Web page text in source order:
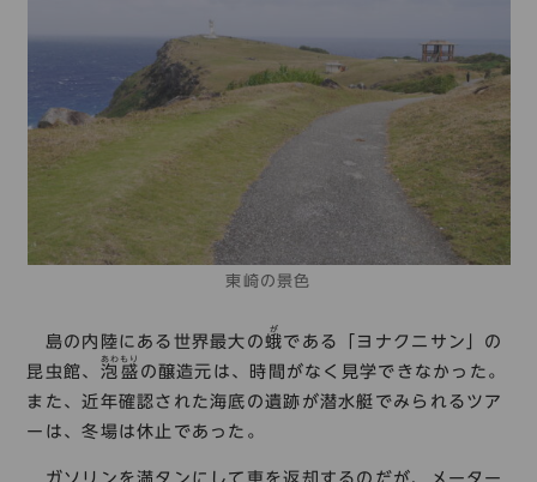
東崎の景色
島の内陸にある世界最大の蛾
が
である「ヨナクニサン」の
昆虫館、 泡盛
あわもり
の醸造元は、時間がなく見学できなかった。
また、近年確認された海底の遺跡が潜水艇でみられるツア
ーは、冬場は休止であった。
ガソリンを満タンにして車を返却するのだが、メーター